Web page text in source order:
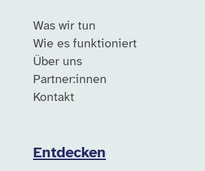
Was wir tun
Wie es funktioniert
Über uns
Partner:innen
Kontakt
Entdecken